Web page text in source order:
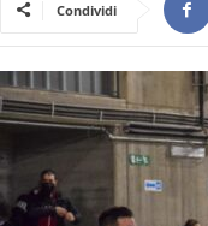
Condividi